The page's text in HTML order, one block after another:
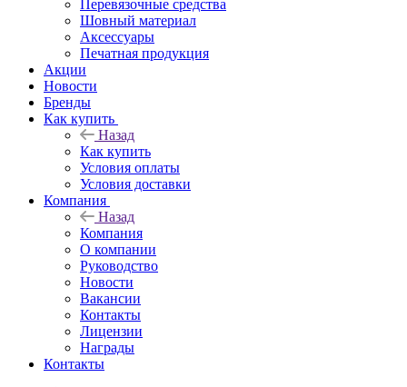
Перевязочные средства
Шовный материал
Аксессуары
Печатная продукция
Акции
Новости
Бренды
Как купить
Назад
Как купить
Условия оплаты
Условия доставки
Компания
Назад
Компания
О компании
Руководство
Новости
Вакансии
Контакты
Лицензии
Награды
Контакты